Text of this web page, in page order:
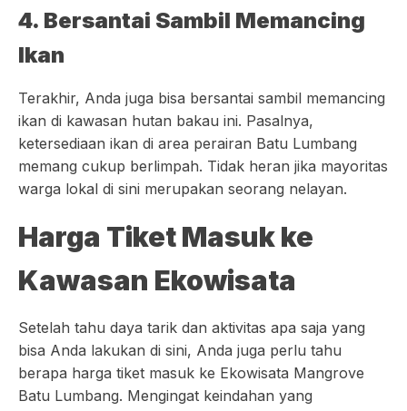
4. Bersantai Sambil Memancing
Ikan
Terakhir, Anda juga bisa bersantai sambil memancing
ikan di kawasan hutan bakau ini. Pasalnya,
ketersediaan ikan di area perairan Batu Lumbang
memang cukup berlimpah. Tidak heran jika mayoritas
warga lokal di sini merupakan seorang nelayan.
Harga Tiket Masuk ke
Kawasan Ekowisata
Setelah tahu daya tarik dan aktivitas apa saja yang
bisa Anda lakukan di sini, Anda juga perlu tahu
berapa harga tiket masuk ke Ekowisata Mangrove
Batu Lumbang. Mengingat keindahan yang